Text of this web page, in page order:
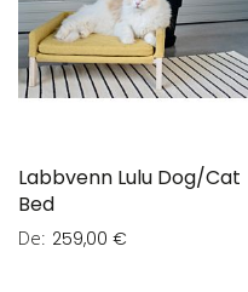
Labbvenn Lulu Dog/Cat
Bed
De 259,00 €